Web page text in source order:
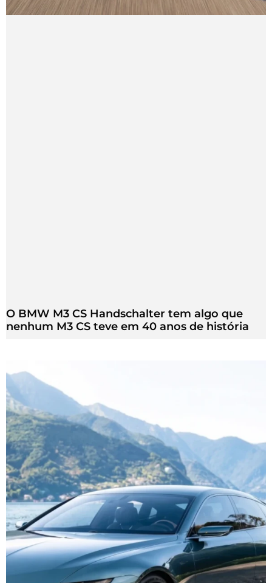
O BMW M3 CS Handschalter tem algo que
nenhum M3 CS teve em 40 anos de história